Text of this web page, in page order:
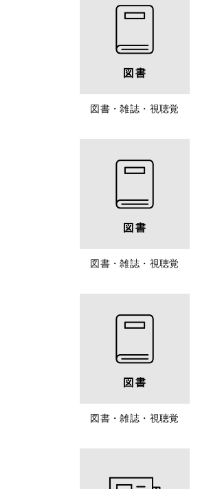
図書・雑誌・視聴覚
図書・雑誌・視聴覚
図書・雑誌・視聴覚